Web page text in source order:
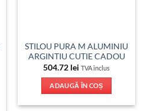
STILOU PURA M ALUMINIU
ARGINTIU CUTIE CADOU
504.72 lei TVA inclus
ADAUGĂ ÎN COȘ